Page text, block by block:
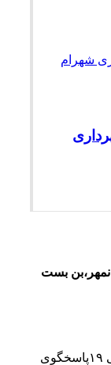
بست
ما در حقوق یار هر ۷ روز هفته، از ۱۰صبح الی ۱۹پاسخگوی